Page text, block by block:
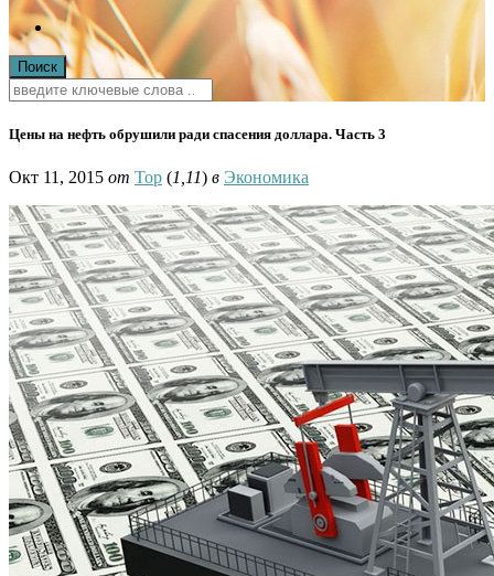
Цены на нефть обрушили ради спасения доллара. Часть 3
Окт 11, 2015 от Тор (1,11) в Экономика